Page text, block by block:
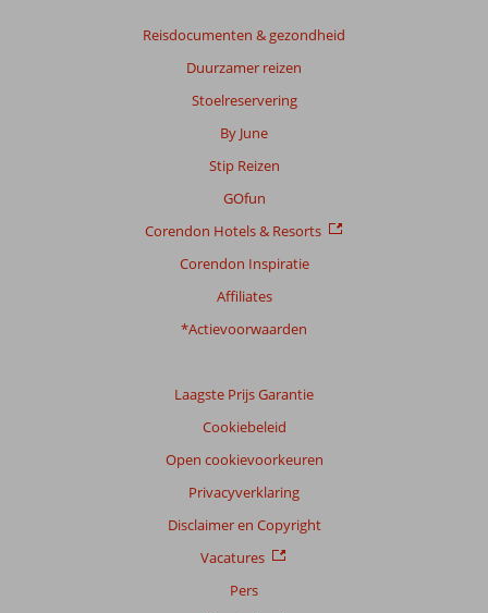
Reisdocumenten & gezondheid
Duurzamer reizen
Stoelreservering
By June
Stip Reizen
GOfun
Corendon Hotels & Resorts
Corendon Inspiratie
Affiliates
*Actievoorwaarden
Laagste Prijs Garantie
Cookiebeleid
Open cookievoorkeuren
Privacyverklaring
Disclaimer en Copyright
Vacatures
Pers